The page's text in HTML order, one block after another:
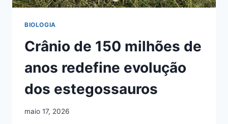
BIOLOGIA
Crânio de 150 milhões de
anos redefine evolução
dos estegossauros
maio 17, 2026